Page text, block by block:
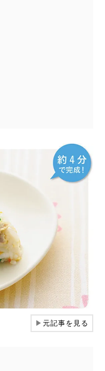
▶元記事を見る